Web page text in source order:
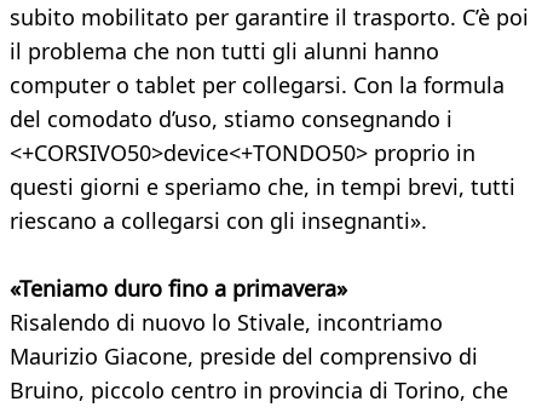
subito mobilitato per garantire il trasporto. C’è poi
il problema che non tutti gli alunni hanno
computer o tablet per collegarsi. Con la formula
del comodato d’uso, stiamo consegnando i
<+CORSIVO50>device<+TONDO50> proprio in
questi giorni e speriamo che, in tempi brevi, tutti
riescano a collegarsi con gli insegnanti».
«Teniamo duro fino a primavera»
Risalendo di nuovo lo Stivale, incontriamo
Maurizio Giacone, preside del comprensivo di
Bruino, piccolo centro in provincia di Torino, che